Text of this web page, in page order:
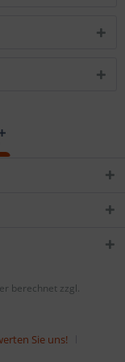
berechnet zzgl.
Sie uns!